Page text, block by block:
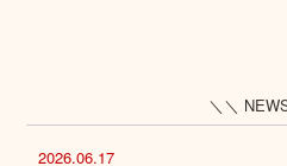
＼＼
2026.06.17